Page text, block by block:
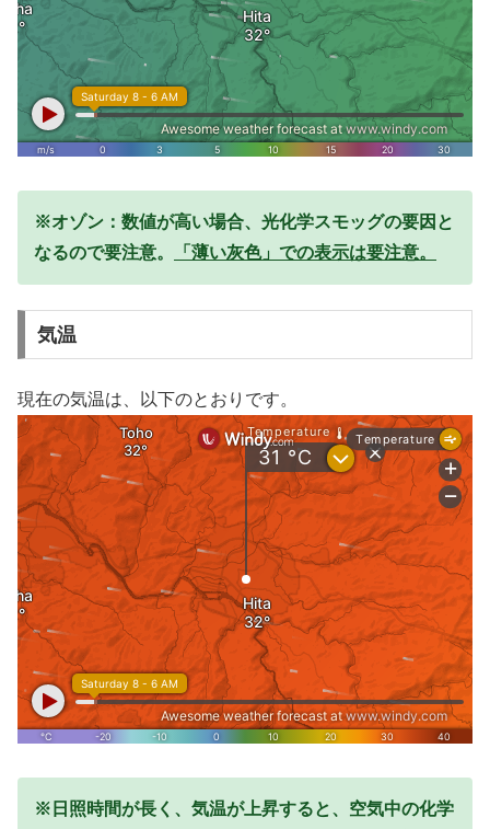
※オゾン：数値が高い場合、光化学スモッグの要因と
なるので要注意。
「薄い灰色」での表示は要注意。
気温
現在の気温は、以下のとおりです。
※日照時間が長く、気温が上昇すると、空気中の化学